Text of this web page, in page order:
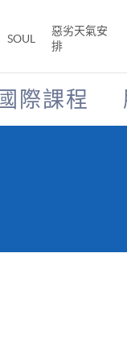
SOUL
惡劣天氣安
排
際課程